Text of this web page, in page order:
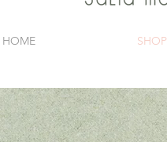
HOME SHOP